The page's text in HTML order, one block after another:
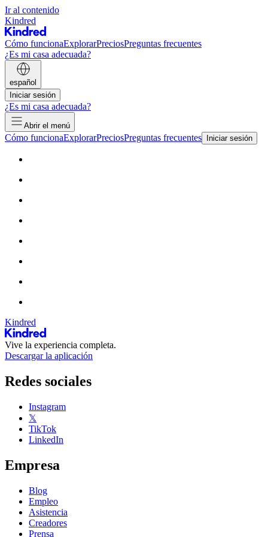
Ir al contenido
Kindred
Cómo funcionaExplorarPreciosPreguntas frecuentes
¿Es mi casa adecuada?
español
Iniciar sesión
¿Es mi casa adecuada?
Abrir el menú
Cómo funcionaExplorarPreciosPreguntas frecuentes Iniciar sesión
Kindred
Vive la experiencia completa.
Descargar la aplicación
Redes sociales
Instagram
𝕏
TikTok
LinkedIn
Empresa
Blog
Empleo
Asistencia
Creadores
Prensa